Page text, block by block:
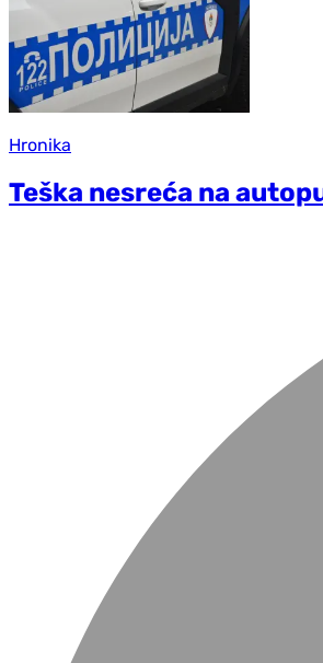
Hronika
Teška nesreća na